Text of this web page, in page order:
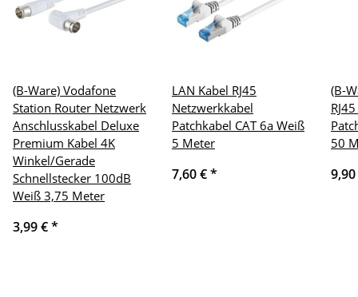
(B-Ware) Vodafone
Station Router Netzwerk
Anschlusskabel Deluxe
Premium Kabel 4K
Winkel/Gerade
Schnellstecker 100dB
Weiß 3,75 Meter
3,99 €*
LAN Kabel RJ45
Netzwerkkabel
Patchkabel CAT 6a Weiß
5 Meter
7,60 €*
(B-
50